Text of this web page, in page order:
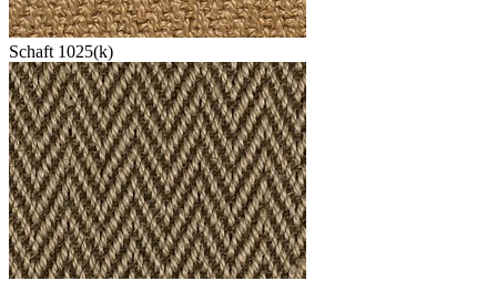
Schaft 1025(k)